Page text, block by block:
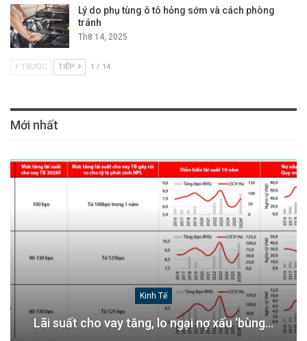
Lý do phụ tùng ô tô hỏng sớm và cách phòng
tránh
Th8 14, 2025
TRƯỚC TIẾP 1 / 14
Mới nhất
Kinh Tế
Lãi suất cho vay tăng, lo ngại nợ xấu ‘bùng…